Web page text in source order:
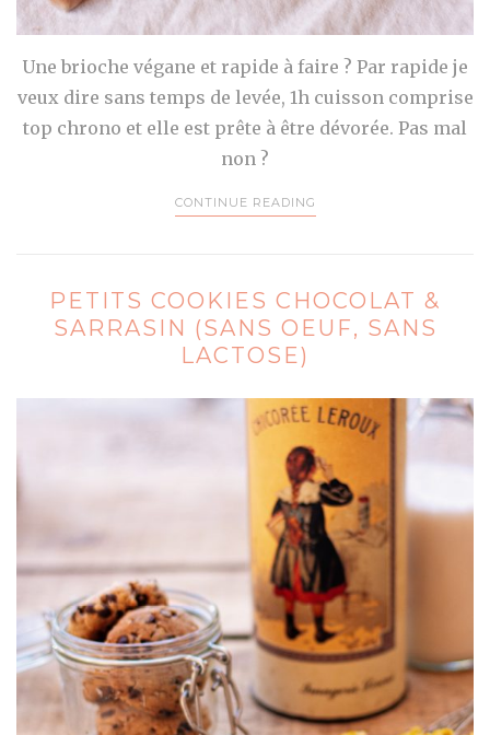
Une brioche végane et rapide à faire ? Par rapide je
veux dire sans temps de levée, 1h cuisson comprise
top chrono et elle est prête à être dévorée. Pas mal
non ?
CONTINUE READING
PETITS COOKIES CHOCOLAT &
SARRASIN (SANS OEUF, SANS
LACTOSE)